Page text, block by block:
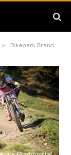
» Bikepark Brandnertal: Erste Saison beendet